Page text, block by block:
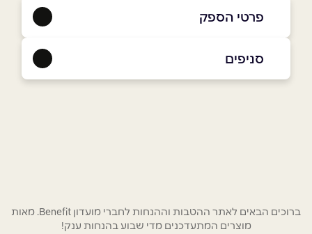
פרטי הספק
סניפים
ברוכים הבאים לאתר ההטבות וההנחות לחברי מועדון Benefit. מאות
מוצרים המתעדכנים מדי שבוע בהנחות ענק!